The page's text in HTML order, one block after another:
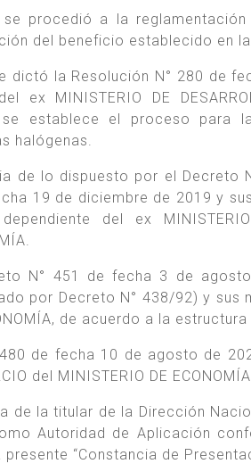
se procedió a la
del beneficio establecido en
dictó la Resolución N° 280 de
del ex MINISTERIO DE
se establece el proceso para
halógenas.
de lo dispuesto por el Decreto
19 de diciembre de 2019 y
dependiente del ex
N° 451 de fecha 3 de
por Decreto N° 438/92) y
de acuerdo a la
de fecha 10 de agosto de
del MINISTERIO DE
de la titular de la Dirección
Autoridad de Aplicación
“Constancia de